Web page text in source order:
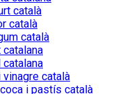
català
català
català
catalana
catalana
vinagre català
i pastís català